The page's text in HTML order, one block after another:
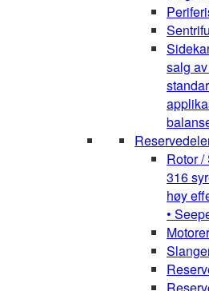
salg
Rotor /
316
høy
•